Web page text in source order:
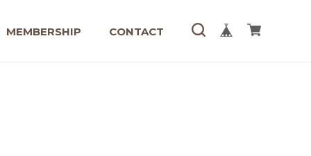
MEMBERSHIP CONTACT